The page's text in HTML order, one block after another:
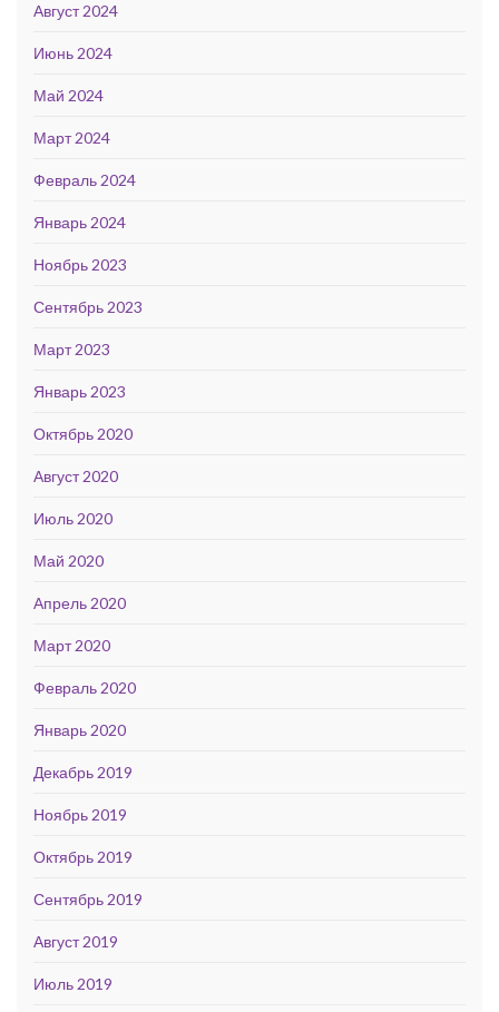
Август 2024
Июнь 2024
Май 2024
Март 2024
Февраль 2024
Январь 2024
Ноябрь 2023
Сентябрь 2023
Март 2023
Январь 2023
Октябрь 2020
Август 2020
Июль 2020
Май 2020
Апрель 2020
Март 2020
Февраль 2020
Январь 2020
Декабрь 2019
Ноябрь 2019
Октябрь 2019
Сентябрь 2019
Август 2019
Июль 2019